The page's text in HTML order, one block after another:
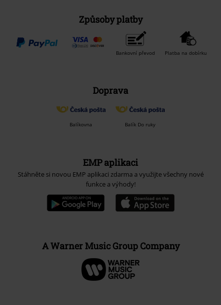
Způsoby platby
Bankovní převod Platba na dobírku
Doprava
Balíkovna Balík Do ruky
EMP aplikaci
Stáhněte si novou EMP aplikaci zdarma a využijte všechny nové
funkce a výhody!
A Warner Music Group Company